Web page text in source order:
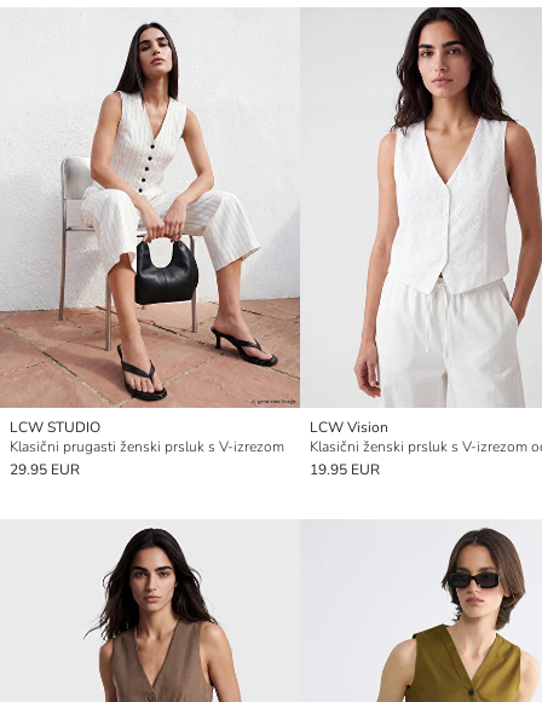
LCW STUDIO
Klasični prugasti ženski prsluk s V-izrezom
29.95 EUR
LCW Vision
19.95 EUR